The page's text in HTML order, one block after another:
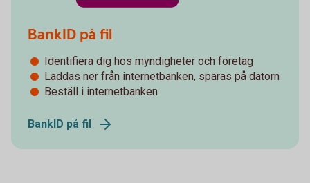
BankID på fil
Identifiera dig hos myndigheter och företag
Laddas ner från internetbanken, sparas på datorn
Beställ i internetbanken
BankID på fil